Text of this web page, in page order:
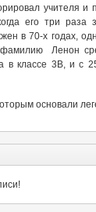
учителя и
его три
в 70-х годах,
Ленон
классе 3В, и с
основали